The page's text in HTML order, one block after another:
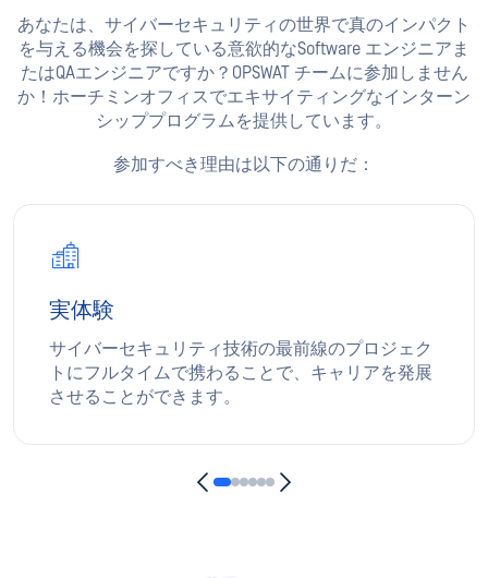
あなたは、サイバーセキュリティの世界で真のインパクト
を与える機会を探している意欲的なSoftware エンジニアま
たはQAエンジニアですか？OPSWAT チームに参加しません
か！ホーチミンオフィスでエキサイティングなインターン
シッププログラムを提供しています。
参加すべき理由は以下の通りだ：
実体験
サイバーセキュリティ技術の最前線のプロジェク
トにフルタイムで携わることで、キャリアを発展
させることができます。